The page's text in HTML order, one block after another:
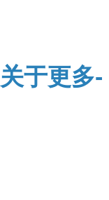
关于更多-